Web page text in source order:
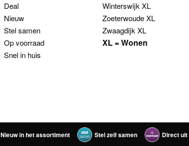
Deal
Nieuw
Stel samen
Op voorraad
Snel in huis
Winterswijk XL
Zoeterwoude XL
Zwaagdijk XL
XL = Wonen
Nieuw in het assortiment Stel zelf samen Direct